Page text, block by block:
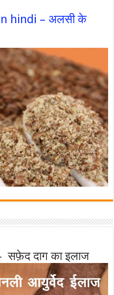
hindi – अलसी के
सफ़ेद दाग का इलाज